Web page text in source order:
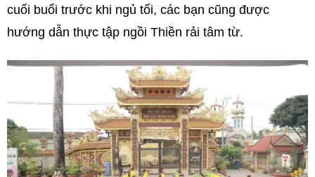
cuối buổi trước khi ngủ tối, các bạn cũng được
hướng dẫn thực tập ngồi Thiền rải tâm từ.